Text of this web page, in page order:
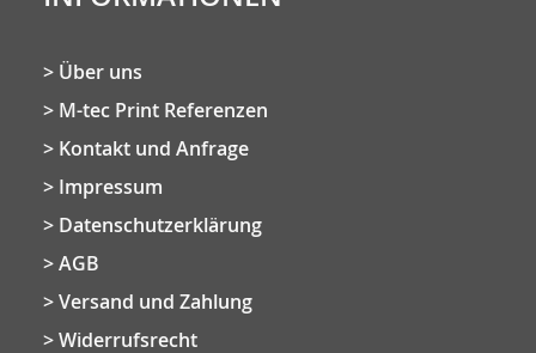
Über uns
M-tec Print Referenzen
Kontakt und Anfrage
Impressum
Datenschutzerklärung
AGB
Versand und Zahlung
Widerrufsrecht